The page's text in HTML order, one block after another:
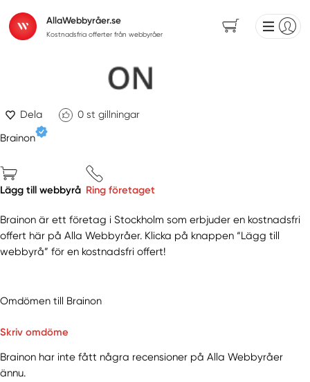
AllaWebbyråer.se
Kostnadsfria offerter från webbyråer
Dela 0 st gillningar
Brainon
Lägg till webbyrå Ring företaget
Brainon är ett företag i Stockholm som erbjuder en kostnadsfri
offert här på Alla Webbyråer. Klicka på knappen “Lägg till
webbyrå” för en kostnadsfri offert!
Omdömen till Brainon
Skriv omdöme
Brainon har inte fått några recensioner på Alla Webbyråer
ännu.